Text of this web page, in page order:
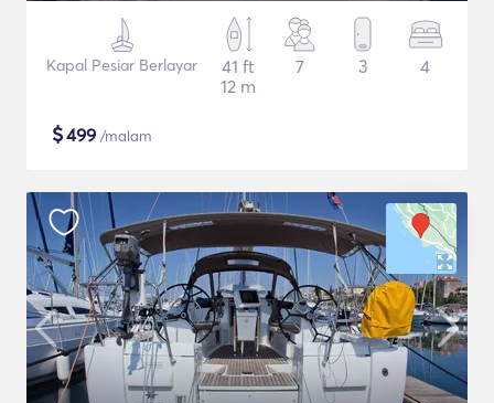
Kapal Pesiar Berlayar
41 ft
12 m
7 3 4
$499 /malam